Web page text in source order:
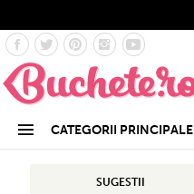
CATEGORII PRINCIPALE
SUGESTII